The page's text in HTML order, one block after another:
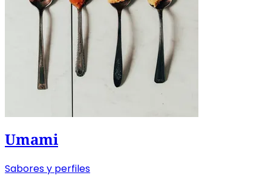
Umami
Sabores y perfiles